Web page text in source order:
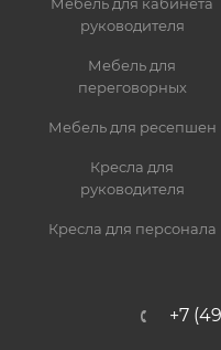
руководителя
Мебель для
переговорных
Мебель для ресепшен
Кресла для
руководителя
Кресла для персонала
+7